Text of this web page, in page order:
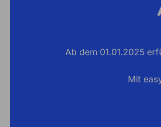
Ab dem 01.01.2025
Mit